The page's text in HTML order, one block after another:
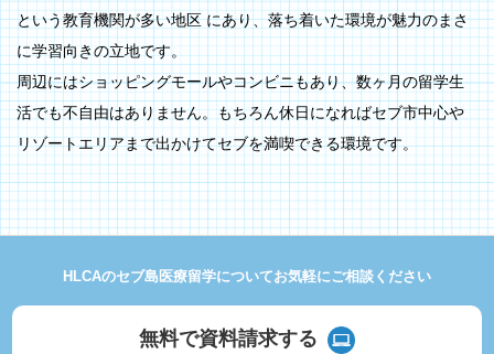
という教育機関が多い地区 にあり、落ち着いた環境が魅力のまさ
に学習向きの立地です。
周辺にはショッピングモールやコンビニもあり、数ヶ月の留学生
活でも不自由はありません。もちろん休日になればセブ市中心や
リゾートエリアまで出かけてセブを満喫できる環境です。
HLCAのセブ島医療留学についてお気軽にご相談ください
無料で資料請求する